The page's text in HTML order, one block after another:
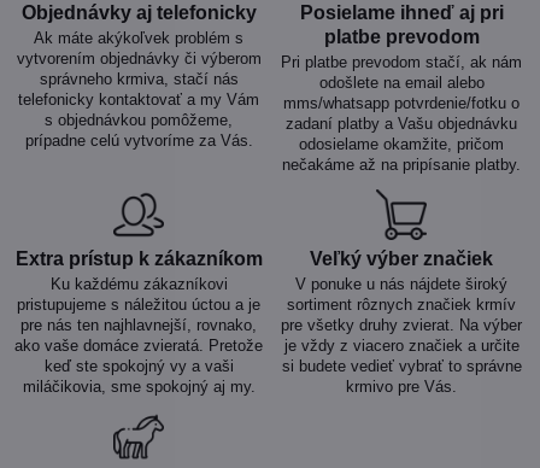
Objednávky aj telefonicky
Ak máte akýkoľvek problém s
vytvorením objednávky či výberom
správneho krmiva, stačí nás
telefonicky kontaktovať a my Vám
s objednávkou pomôžeme,
prípadne celú vytvoríme za Vás.
Posielame ihneď aj pri
platbe prevodom
Pri platbe prevodom stačí, ak nám
odošlete na email alebo
mms/whatsapp potvrdenie/fotku o
zadaní platby a Vašu objednávku
odosielame okamžite, pričom
nečakáme až na pripísanie platby.
Extra prístup k zákazníkom
Ku každému zákazníkovi
pristupujeme s náležitou úctou a je
pre nás ten najhlavnejší, rovnako,
ako vaše domáce zvieratá. Pretože
keď ste spokojný vy a vaši
miláčikovia, sme spokojný aj my.
Veľký výber značiek
V ponuke u nás nájdete široký
sortiment rôznych značiek krmív
pre všetky druhy zvierat. Na výber
je vždy z viacero značiek a určite
si budete vedieť vybrať to správne
krmivo pre Vás.